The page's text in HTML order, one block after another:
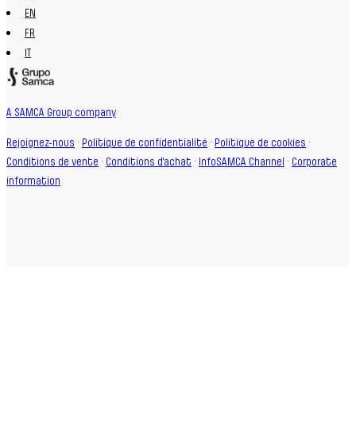
EN
FR
IT
A SAMCA Group company
Rejoignez-nous · Politique de confidentialité · Politique de cookies ·
Conditions de vente · Conditions d'achat · InfoSAMCA Channel · Corporate
information